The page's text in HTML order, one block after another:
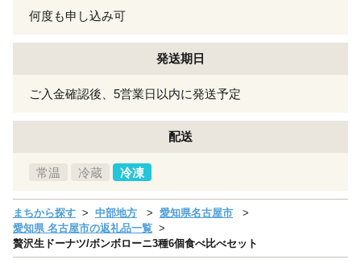
何度も申し込み可
発送期日
ご入金確認後、5営業日以内に発送予定
配送
常温 冷蔵 冷凍
まちから探す 中部地方
愛知県名古屋市
愛知県 名古屋市の返礼品一覧
贅沢生ドーナツ/ボンボローニ3種6個食べ比べセット